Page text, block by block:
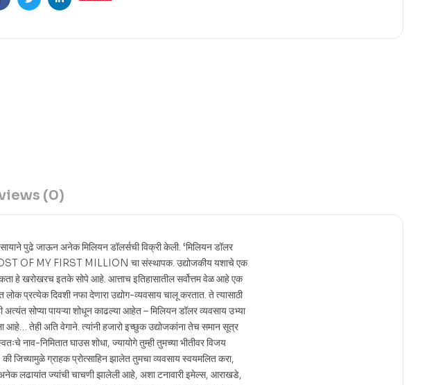
TwitterLinkedin
(0)
पुढे जाऊन अनेक मिलियन डॉलर्सची विक्री केली. ‘मिलियन डॉलर
OF MY FIRST MILLION चा संस्थापक. उद्योजकीय यशाचे एक
हे खरोखरच इतके सोपे आहे. आत्ताच इतिहासातील सर्वोत्तम वेळ आहे एक
प्रत्येक दिवशी नफा देणारा उद्योग-व्यवसाय चालू करतात. ते त्यासाठी
सोप्या पायऱ्या शोधून काढल्या आहेत – मिलियन डॉलर व्यवसाय उभ्या
आहे… तेही अति वेगाने. त्यांनी हजारो इच्छुक उद्योजकांना तेच समान सूत्र
नाव-निमितात घाउस शोधा, ज्यायोगे तुम्ही तुमच्या भीतीवर विजय
जिच्यामुळे ग्राहक प्रोत्साहिन झालेत तुमचा व्यवसाय स्वयमलित करा,
लढायांत ज्यांची चाचणी झालेली आहे, अशा टनावारी इमेल्स, आराखडे,